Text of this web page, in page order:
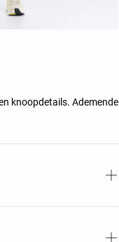
knoopdetails. Ademende